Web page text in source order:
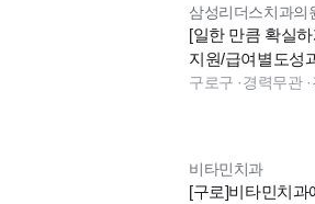
📌 출근시간은 전
삼성리더스치과의
[일한 만큼 확실
지원/급여별도성
금
구로구 ·경력무관·
비타민치과
[구로]비타민치